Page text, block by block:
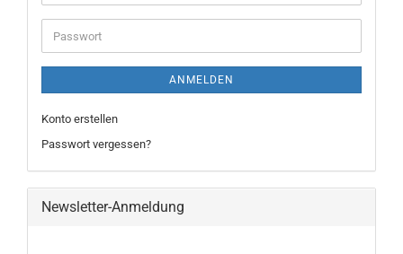
ANMELDEN
Konto erstellen
Passwort vergessen?
Newsletter-Anmeldung